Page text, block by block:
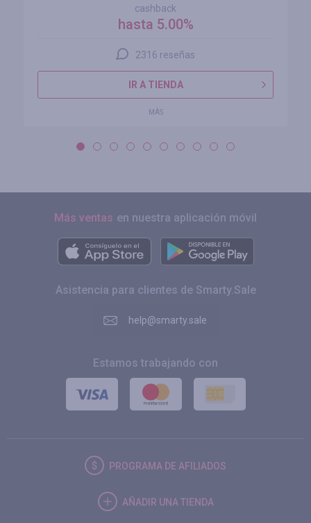
cashback
hasta 5.00%
2316 reseñas
IR A TIENDA
MÁS
Más ventas en nuestra aplicación móvil
Asistencia para clientes de Smarty.Sale
help@smarty.sale
Estamos trabajando con
PROGRAMA DE AFILIADOS
AÑADIR UNA TIENDA